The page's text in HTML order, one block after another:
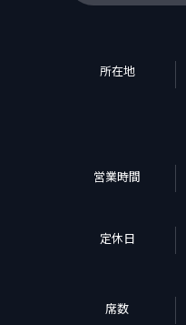
所在地
営業時間
定休日
席数